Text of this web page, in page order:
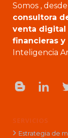
Somos ,
consultora
venta digital
financieras y
Inteligencia
SERVICIOS
Estrategia de